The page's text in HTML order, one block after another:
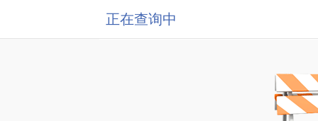
正在查询中